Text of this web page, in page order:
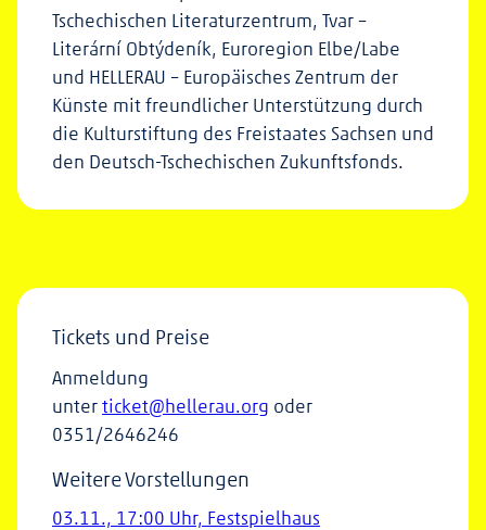
Tschechischen Literaturzentrum, Tvar –
Literární Obtýdeník, Euroregion Elbe/Labe
und HELLERAU – Europäisches Zentrum der
Künste mit freundlicher Unterstützung durch
die Kulturstiftung des Freistaates Sachsen und
den Deutsch-Tschechischen Zukunftsfonds.
Tickets und Preise
Anmeldung
unterticket@hellerau.org oder
0351/2646246
Weitere Vorstellungen
03.11., 17:00 Uhr, Festspielhaus